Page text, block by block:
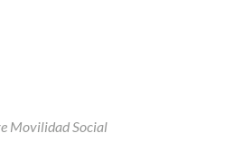
Movilidad Social